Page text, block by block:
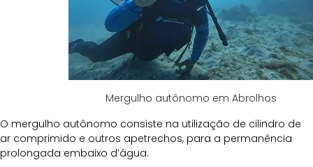
Mergulho autônomo em Abrolhos
O mergulho autônomo consiste na utilização de cilindro de
ar comprimido e outros apetrechos, para a permanência
prolongada embaixo d’água.